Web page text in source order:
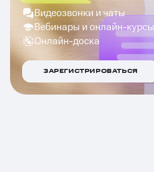
Видеозвонки и чаты
Вебинары и онлайн-курсы
Онлайн-доска
ЗАРЕГИСТРИРОВАТЬСЯ